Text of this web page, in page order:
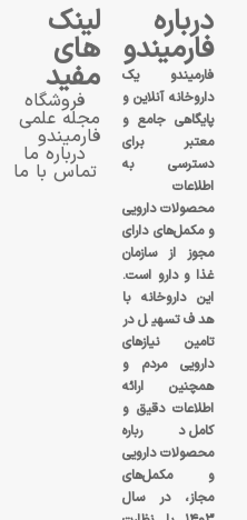
درباره
فارمیندو
فارمیندو یک
داروخانه آنلاین و
پایگاهی جامع و
معتبر برای
دسترسی به
اطلاعات
محصولات دارویی
و مکمل‌های دارای
مجوز از سازمان
غذا و دارو است.
این داروخانه با
هدف تسهیل در
تامین نیازهای
دارویی مردم و
همچنین ارائه
اطلاعات دقیق و
کامل درباره
محصولات دارویی
و مکمل‌های
مجاز، در سال
لینک
های
مفید
فروشگاه
مجله علمی
فارمیندو
درباره ما
تماس با ما